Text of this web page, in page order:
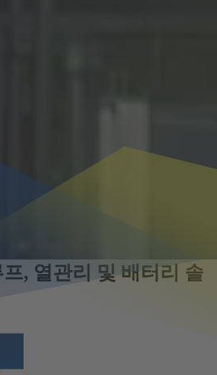
, 열관리 및 배터리 솔